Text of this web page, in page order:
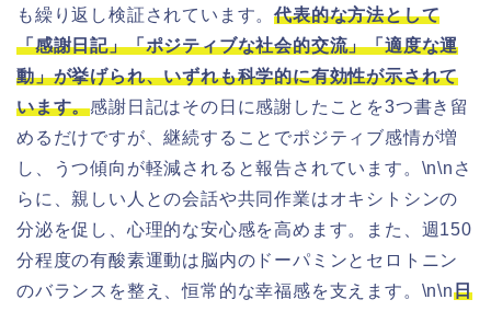
も繰り返し検証されています。代表的な方法として
「感謝日記」「ポジティブな社会的交流」「適度な運
動」が挙げられ、いずれも科学的に有効性が示されて
います。感謝日記はその日に感謝したことを3つ書き留
めるだけですが、継続することでポジティブ感情が増
し、うつ傾向が軽減されると報告されています。\n\nさ
らに、親しい人との会話や共同作業はオキシトシンの
分泌を促し、心理的な安心感を高めます。また、週150
分程度の有酸素運動は脳内のドーパミンとセロトニン
のバランスを整え、恒常的な幸福感を支えます。\n\n日